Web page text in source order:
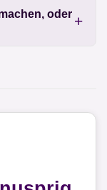
oder